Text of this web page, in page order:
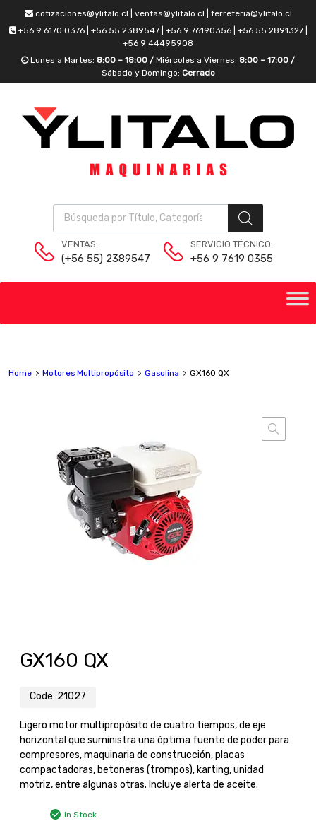
cotizaciones@ylitalo.cl | ventas@ylitalo.cl | ferreteria@ylitalo.cl
+56 9 6170 0376 | +56 55 2389547 | +56 9 76190356 | +56 55 2891327 |
+56 9 44495908
Lunes a Martes: 8:00 – 18:00 / Miércoles a Viernes: 8:00 – 17:00 /
Sábado y Domingo: Cerrado
VENTAS:
(+56 55) 2389547
SERVICIO TÉCNICO:
+56 9 7619 0355
Home Motores Multipropósito Gasolina GX160 QX
GX160 QX
Code: 21027
Ligero motor multipropósito de cuatro tiempos, de eje
horizontal que suministra una óptima fuente de poder para
compresores, maquinaria de construcción, placas
compactadoras, betoneras (trompos), karting, unidad
motriz, entre algunas otras. Incluye alerta de aceite.
In Stock